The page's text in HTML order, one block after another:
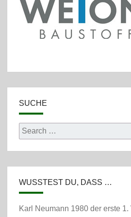
SUCHE
Search
for:
WUSSTEST DU, DASS …
Karl Neumann 1980 der erste